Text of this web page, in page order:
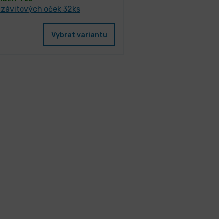
oček 32ks
Vybrat variantu